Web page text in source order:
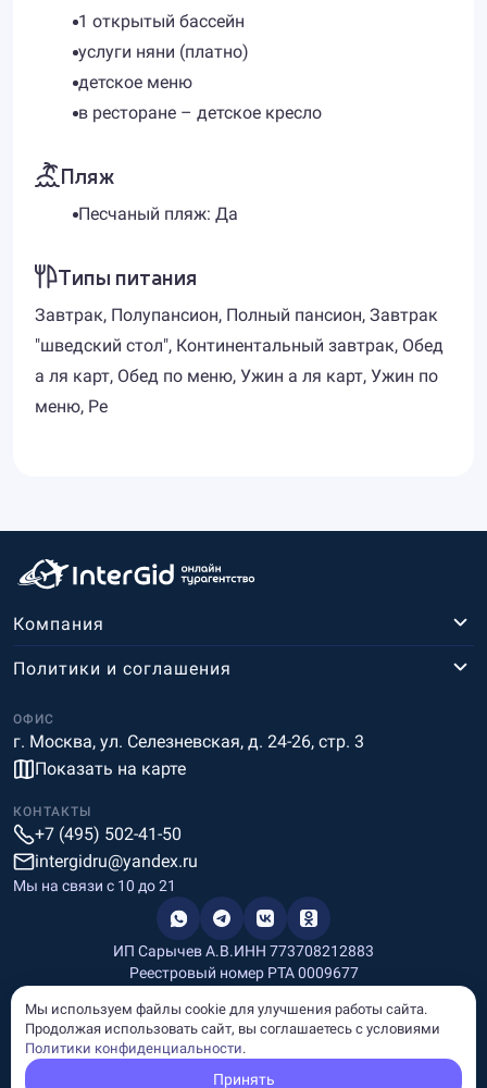
1 открытый бассейн
услуги няни (платно)
детское меню
в ресторане – детское кресло
Пляж
Песчаный пляж: Да
Типы питания
Завтрак, Полупансион, Полный пансион, Завтрак
"шведский стол", Континентальный завтрак, Обед
а ля карт, Обед по меню, Ужин а ля карт, Ужин по
меню, Ре
Компания
ОФИС
г. Москва, ул. Селезневская, д. 24-26, стр. 3
Показать на карте
Политики и соглашения
КОНТАКТЫ
+7 (495) 502-41-50
intergidru@yandex.ru
Мы на связи c 10 до 21
ИП Сарычев А.В.ИНН 773708212883
Реестровый номер РТА 0009677
Информация, размещённая на сайте, носит информационный
характер и не является рекламой и публичной офертой.
Мы используем файлы cookie для улучшения работы сайта.
Продолжая использовать сайт, вы соглашаетесь с условиями
Политики конфиденциальности.
Принять